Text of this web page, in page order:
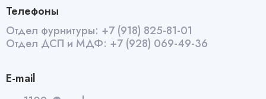
Телефоны
Отдел фурнитуры: +7 (918) 825-81-01
Отдел ДСП и МДФ: +7 (928) 069-49-36
E-mail